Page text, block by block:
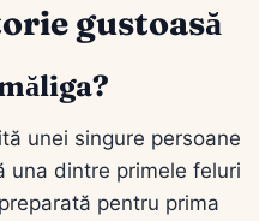
gustoasă
unei singure persoane
una dintre primele feluri
pentru prima